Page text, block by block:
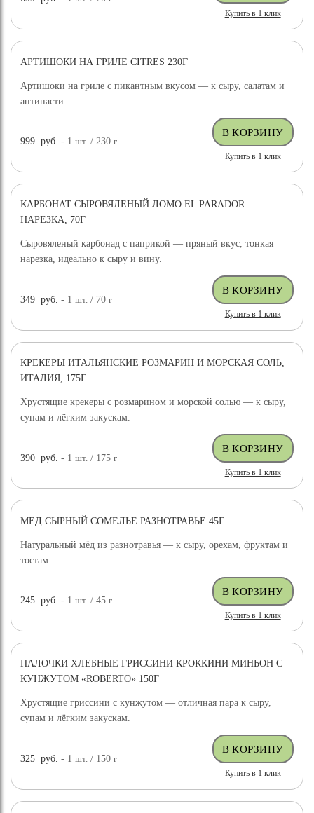
Купить в 1 клик
АРТИШОКИ НА ГРИЛЕ CITRES 230Г
Артишоки на гриле с пикантным вкусом — к сыру, салатам и
антипасти.
999 руб. - 1шт. / 230г
Купить в 1 клик
КАРБОНАТ СЫРОВЯЛЕНЫЙ ЛОМО EL PARADOR
НАРЕЗКА, 70Г
Сыровяленый карбонад с паприкой — пряный вкус, тонкая
нарезка, идеально к сыру и вину.
349 руб. - 1шт. / 70г
Купить в 1 клик
КРЕКЕРЫ ИТАЛЬЯНСКИЕ РОЗМАРИН И МОРСКАЯ СОЛЬ,
ИТАЛИЯ, 175Г
Хрустящие крекеры с розмарином и морской солью — к сыру,
супам и лёгким закускам.
390 руб. - 1шт. / 175г
Купить в 1 клик
МЕД СЫРНЫЙ СОМЕЛЬЕ РАЗНОТРАВЬЕ 45Г
Натуральный мёд из разнотравья — к сыру, орехам, фруктам и
тостам.
245 руб. - 1шт. / 45г
Купить в 1 клик
ПАЛОЧКИ ХЛЕБНЫЕ ГРИССИНИ КРОККИНИ МИНЬОН С
КУНЖУТОМ «ROBERTO» 150Г
Хрустящие гриссини с кунжутом — отличная пара к сыру,
супам и лёгким закускам.
325 руб. - 1шт. / 150г
Купить в 1 клик